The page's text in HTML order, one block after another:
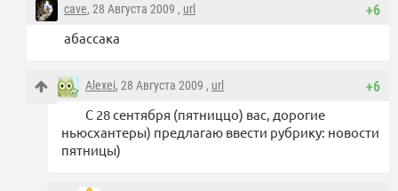
+6
cave, 28 Августа 2009 , url
абассака
+6
Alexei, 28 Августа 2009 , url
С 28 сентября (пятниццо) вас, дорогие
ньюсхантеры) предлагаю ввести рубрику: новости
пятницы)